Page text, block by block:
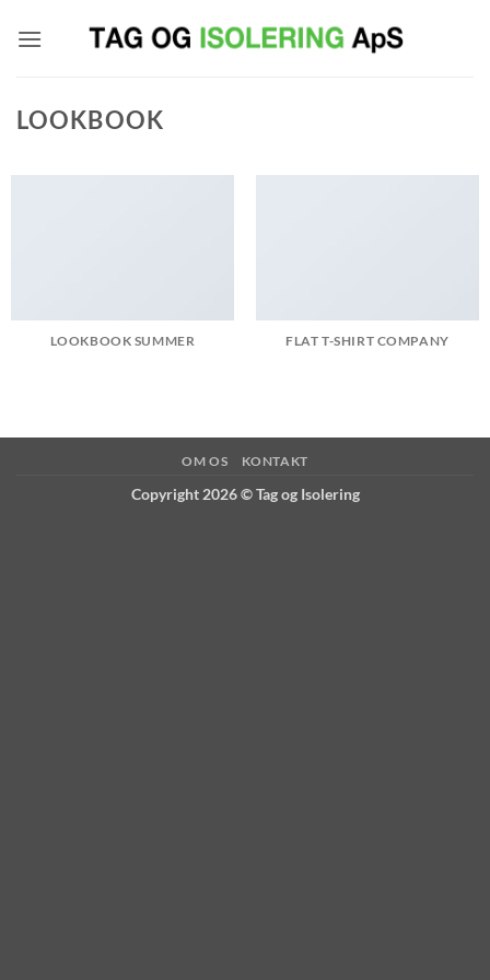
LOOKBOOK
LOOKBOOK SUMMER FLAT T-SHIRT COMPANY
OM OS KONTAKT
Copyright 2026 ©Tag og Isolering